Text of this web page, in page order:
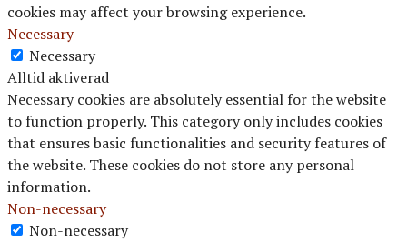
cookies may affect your browsing experience.
Necessary
Necessary
Alltid aktiverad
Necessary cookies are absolutely essential for the website
to function properly. This category only includes cookies
that ensures basic functionalities and security features of
the website. These cookies do not store any personal
information.
Non-necessary
Non-necessary